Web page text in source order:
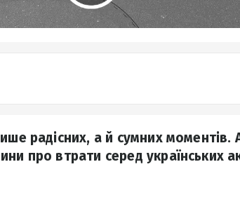
радісних, а й сумних моментів.
про втрати серед українських